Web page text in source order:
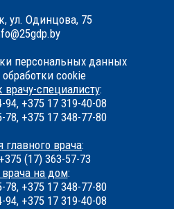
ул. Одинцова, 75
персональных данных
cookie
врачу-специалисту:
94, +375 17 319-40-08
78, +375 17 348-77-80
главного врача:
(17) 363-57-73
на дом:
78, +375 17 348-77-80
94, +375 17 319-40-08